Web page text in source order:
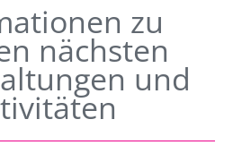
zu
nächsten
und